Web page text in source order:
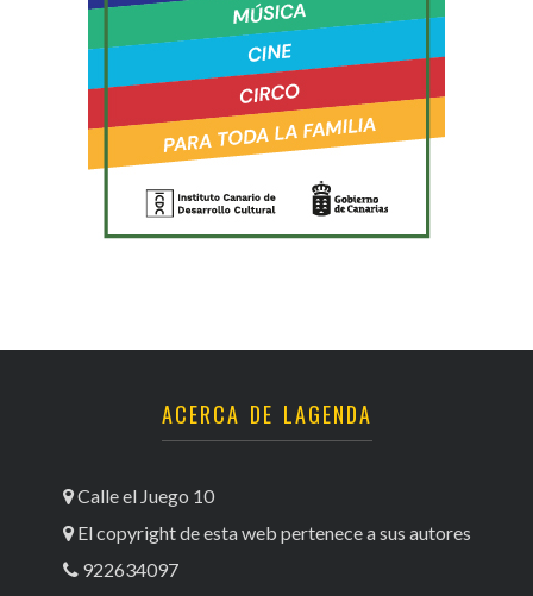
ACERCA DE LAGENDA
Calle el Juego 10
El copyright de esta web pertenece a sus autores
922634097